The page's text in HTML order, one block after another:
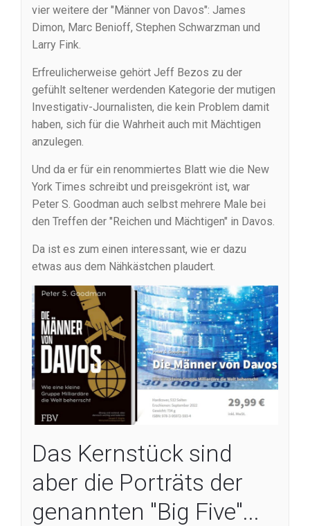
vier weitere der "Männer von Davos": James
Dimon, Marc Benioff, Stephen Schwarzman und
Larry Fink.
Erfreulicherweise gehört Jeff Bezos zu der
gefühlt seltener werdenden Kategorie der mutigen
Investigativ-Journalisten, die kein Problem damit
haben, sich für die Wahrheit auch mit Mächtigen
anzulegen.
Und da er für ein renommiertes Blatt wie die New
York Times schreibt und preisgekrönt ist, war
Peter S. Goodman auch selbst mehrere Male bei
den Treffen der "Reichen und Mächtigen" in Davos.
Da ist es zum einen interessant, wie er dazu
etwas aus dem Nähkästchen plaudert.
Das Kernstück sind
aber die Porträts der
genannten "Big Five"...